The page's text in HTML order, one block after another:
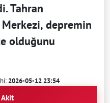
Tahran
depremin
olduğunu
2026-05-12 23:54